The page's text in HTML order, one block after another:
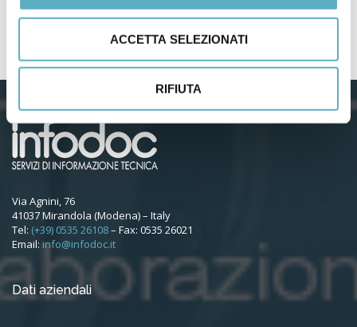
ACCETTA SELEZIONATI
RIFIUTA
Webinar / Eventi–
Via Agnini, 76
41037 Mirandola (Modena) – Italy
Tel: (+39) 0535 26108– Fax: 0535 26021
Email: info@infodoc.it
Dati aziendali